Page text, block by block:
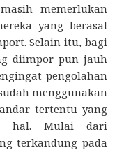
memerlukan
yang berasal
Selain itu, bagi
diimpor pun jauh
pengolahan
menggunakan
tertentu yang
hal. Mulai dari
terkandung pada